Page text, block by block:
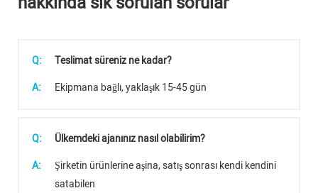
Q:
Teslimat süreniz ne kadar?
A:
Ekipmana bağlı, yaklaşık 15-45 gün
Q:
Ülkemdeki ajanınız nasıl olabilirim?
A:
Şirketin ürünlerine aşina, satış sonrası kendi kendini
satabilen